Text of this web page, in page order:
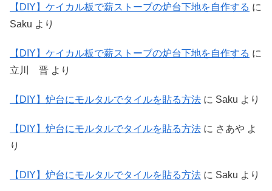
【DIY】ケイカル板で薪ストーブの炉台下地を自作する に
Saku より
【DIY】ケイカル板で薪ストーブの炉台下地を自作する に
立川 晋 より
【DIY】炉台にモルタルでタイルを貼る方法 に Saku より
【DIY】炉台にモルタルでタイルを貼る方法 に さあや よ
り
【DIY】炉台にモルタルでタイルを貼る方法 に Saku より